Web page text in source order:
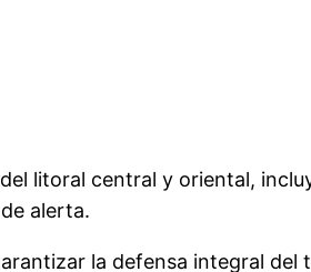
litoral central y oriental,
alerta.
la defensa integral del